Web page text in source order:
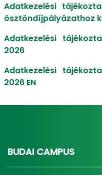
Adatkezelési
ösztöndíjpályázathoz
Adatkezelési
2026
Adatkezelési
2026 EN
BUDAI CAMPUS